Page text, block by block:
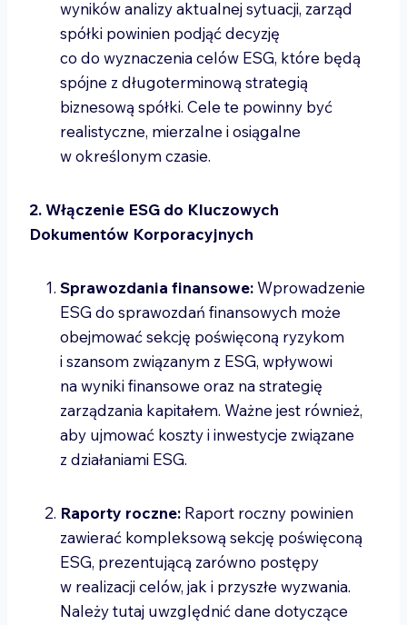
wyników analizy aktualnej sytuacji, zarząd
spółki powinien podjąć decyzję
co do wyznaczenia celów ESG, które będą
spójne z długoterminową strategią
biznesową spółki. Cele te powinny być
realistyczne, mierzalne i osiągalne
w określonym czasie.
2. Włączenie ESG do Kluczowych
Dokumentów Korporacyjnych
Sprawozdania finansowe: Wprowadzenie
ESG do sprawozdań finansowych może
obejmować sekcję poświęconą ryzykom
i szansom związanym z ESG, wpływowi
na wyniki finansowe oraz na strategię
zarządzania kapitałem. Ważne jest również,
aby ujmować koszty i inwestycje związane
z działaniami ESG.
Raporty roczne: Raport roczny powinien
zawierać kompleksową sekcję poświęconą
ESG, prezentującą zarówno postępy
w realizacji celów, jak i przyszłe wyzwania.
Należy tutaj uwzględnić dane dotyczące